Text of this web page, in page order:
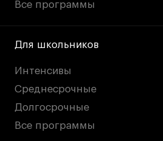
Все программы
Для школьников
Интенсивы
Среднесрочные
Долгосрочные
Все программы